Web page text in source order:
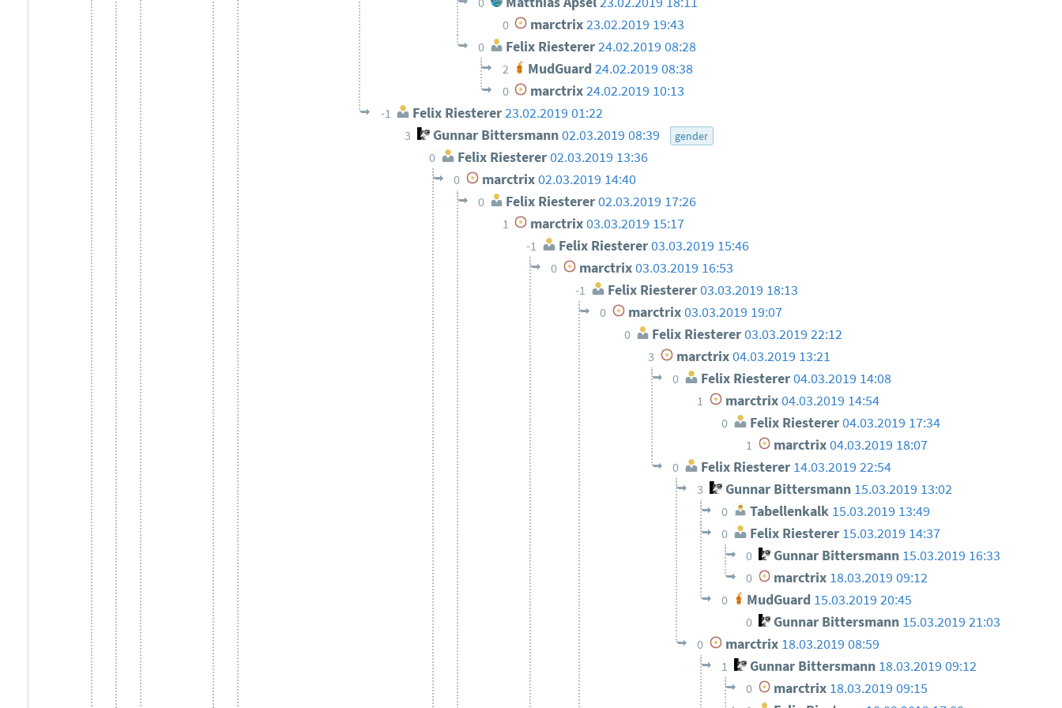
0 marctrix23.02.2019 19:43
0 Felix Riesterer 24.02.2019 08:28
2 MudGuard 24.02.2019 08:38
0 marctrix24.02.2019 10:13
-1 Felix Riesterer23.02.2019 01:22
3 Gunnar Bittersmann02.03.2019 08:39 gender
0 Felix Riesterer02.03.2019 13:36
0 marctrix02.03.2019 14:40
0 Felix Riesterer 02.03.2019 17:26
1 marctrix03.03.2019 15:17
-1 Felix Riesterer03.03.2019 15:46
0 marctrix03.03.2019 16:53
-1 Felix Riesterer03.03.2019 18:13
0 marctrix 03.03.2019 19:07
0 Felix Riesterer03.03.2019 22:12
3 marctrix04.03.2019 13:21
0 Felix Riesterer04.03.2019 14:08
1 marctrix04.03.2019 14:54
0 Felix Riesterer04.03.2019 17:34
1 marctrix 04.03.2019 18:07
0 Felix Riesterer 14.03.2019 22:54
3 Gunnar Bittersmann 15.03.2019 13:02
0 Tabellenkalk 15.03.2019 13:49
0 Felix Riesterer 15.03.2019 14:37
0 Gunnar Bittersmann 15.03.2019 16:33
0 marctrix 18.03.2019 09:12
0 MudGuard 15.03.2019 20:45
0 Gunnar Bittersmann 15.03.2019 21:03
0 marctrix 18.03.2019 08:59
1 Gunnar Bittersmann 18.03.2019 09:12
0 marctrix 18.03.2019 09:15